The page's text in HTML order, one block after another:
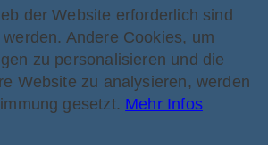
der Website erforderlich sind
Andere Cookies, um
zu personalisieren und die
Website zu analysieren, werden
gesetzt. Mehr Infos